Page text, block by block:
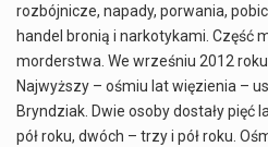
rozbójnicze, napady, porwania,
handel bronią i narkotykami. Część
morderstwa. We wrześniu 2012
Najwyższy – ośmiu lat więzienia –
Bryndziak. Dwie osoby dostały pięć
pół roku, dwóch – trzy i pół roku.